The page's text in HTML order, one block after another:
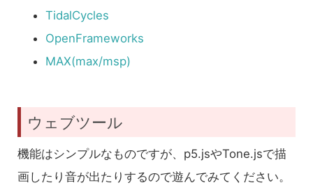
TidalCycles
OpenFrameworks
MAX(max/msp)
ウェブツール
機能はシンプルなものですが、p5.jsやTone.jsで描
画したり音が出たりするので遊んでみてください。